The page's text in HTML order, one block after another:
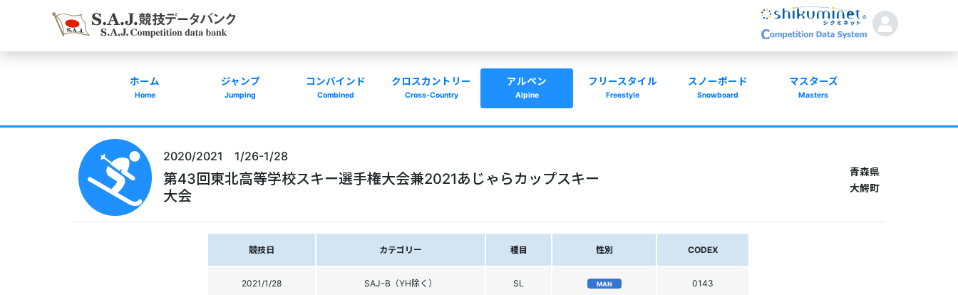
ホーム
Home
ジャンプ
Jumping
コンバインド
Combined
クロスカントリー
Cross-Country
アルペン
Alpine
フリースタイル
Freestyle
スノーボード
Snowboard
マスターズ
Masters
2020/2021 1/26-1/28
第43回東北高等学校スキー選手権大会兼2021あじゃらカップスキー
大会
青森県
大鰐町
競技日 カテゴリー 種目 性別 CODEX
2021/1/28 SAJ-B（YH除く） SL MAN 0143